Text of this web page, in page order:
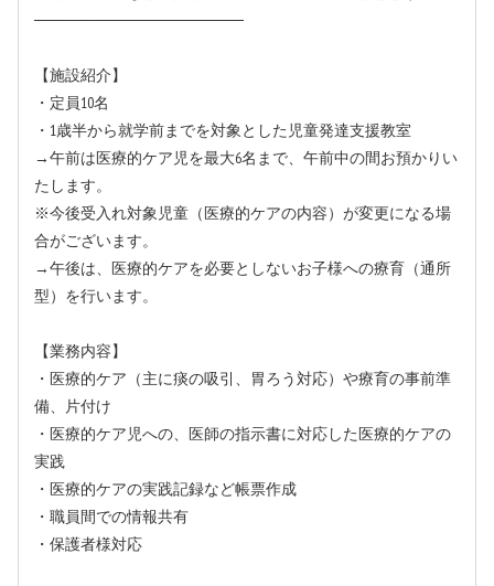
───────────────────
【施設紹介】
・定員10名
・1歳半から就学前までを対象とした児童発達支援教室
→午前は医療的ケア児を最大6名まで、午前中の間お預かりい
たします。
※今後受入れ対象児童（医療的ケアの内容）が変更になる場
合がございます。
→午後は、医療的ケアを必要としないお子様への療育（通所
型）を行います。
【業務内容】
・医療的ケア（主に痰の吸引、胃ろう対応）や療育の事前準
備、片付け
・医療的ケア児への、医師の指示書に対応した医療的ケアの
実践
・医療的ケアの実践記録など帳票作成
・職員間での情報共有
・保護者様対応